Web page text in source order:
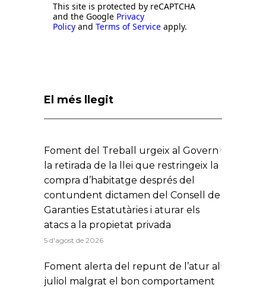
This site is protected by reCAPTCHA
and the Google Privacy
Policy and Terms of Service apply.
El més llegit
Foment del Treball urgeix al Govern
la retirada de la llei que restringeix la
compra d’habitatge després del
contundent dictamen del Consell de
Garanties Estatutàries i aturar els
atacs a la propietat privada
5 d'agost de 2026
Foment alerta del repunt de l’atur al
juliol malgrat el bon comportament